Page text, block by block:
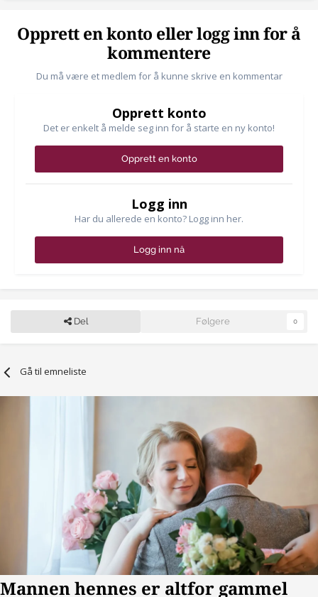
Opprett en konto eller logg inn for å
kommentere
Du må være et medlem for å kunne skrive en kommentar
Opprett konto
Det er enkelt å melde seg inn for å starte en ny konto!
Opprett en konto
Logg inn
Har du allerede en konto? Logg inn her.
Logg inn nå
Del Følgere 0
Gå til emneliste